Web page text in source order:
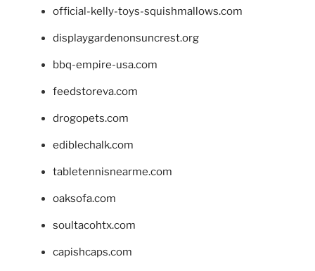
official-kelly-toys-squishmallows.com
displaygardenonsuncrest.org
bbq-empire-usa.com
feedstoreva.com
drogopets.com
ediblechalk.com
tabletennisnearme.com
oaksofa.com
soultacohtx.com
capishcaps.com